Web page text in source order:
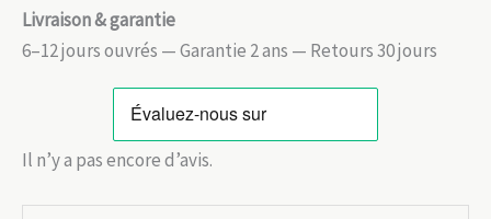
Livraison & garantie
6–12 jours ouvrés — Garantie 2 ans — Retours 30 jours
Il n’y a pas encore d’avis.